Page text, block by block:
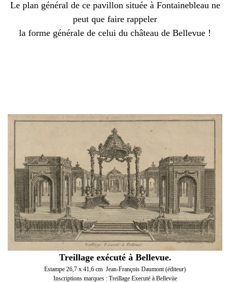
Le plan général de ce pavillon située à Fontainebleau ne
peut que faire rappeler
la forme générale de celui du château de Bellevue !
Treillage exécuté à Bellevue.
Estampe 26,7 x 41,6 cm Jean-François Daumont (éditeur)
Inscriptions marques : Treillage Executé à Bellevüe